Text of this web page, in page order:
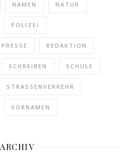
NAMEN NATUR
POLIZEI
PRESSE REDAKTION
SCHREIBEN SCHULE
STRASSENVERKEHR
VORNAMEN
ARCHIV